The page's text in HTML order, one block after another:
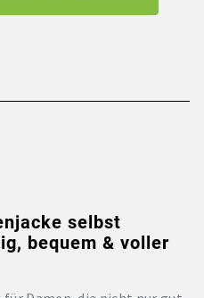
selbst
bequem & voller